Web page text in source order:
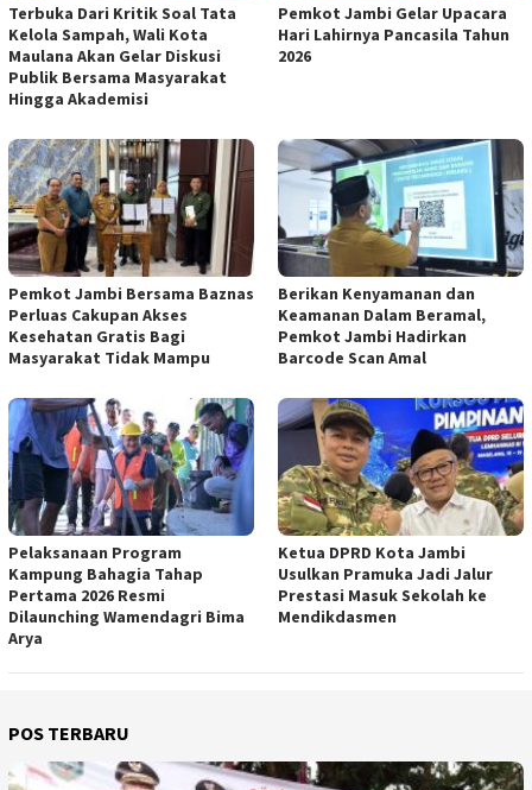
Terbuka Dari Kritik Soal Tata
Kelola Sampah, Wali Kota
Maulana Akan Gelar Diskusi
Publik Bersama Masyarakat
Hingga Akademisi
Pemkot Jambi Gelar Upacara
Hari Lahirnya Pancasila Tahun
2026
Pemkot Jambi Bersama Baznas
Perluas Cakupan Akses
Kesehatan Gratis Bagi
Masyarakat Tidak Mampu
Berikan Kenyamanan dan
Keamanan Dalam Beramal,
Pemkot Jambi Hadirkan
Barcode Scan Amal
Pelaksanaan Program
Kampung Bahagia Tahap
Pertama 2026 Resmi
Dilaunching Wamendagri Bima
Arya
Ketua DPRD Kota Jambi
Usulkan Pramuka Jadi Jalur
Prestasi Masuk Sekolah ke
Mendikdasmen
POS TERBARU